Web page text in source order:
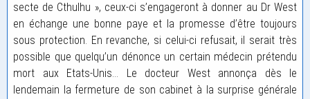
secte de Cthulhu », ceux-ci s’engageront à donner au Dr West
en échange une bonne paye et la promesse d’être toujours
sous protection. En revanche, si celui-ci refusait, il serait très
possible que quelqu’un dénonce un certain médecin prétendu
mort aux Etats-Unis… Le docteur West annonça dès le
lendemain la fermeture de son cabinet à la surprise générale